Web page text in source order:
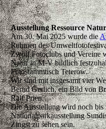
Ausstellung Ressource
Am 30. Mai 2025 wurde die
Rahmen des
Zwölf Fotoclubs und Vereine
Natur in M-V bildlich
Fotostammtisch Teterow.
Wir sind mit insgesamt vier
Bernd Gerlich, ein Bild von
Ralf Prien.
Die Ausstellung wird noch
Nationalparkausstellung
Zingst zu sehen sein.